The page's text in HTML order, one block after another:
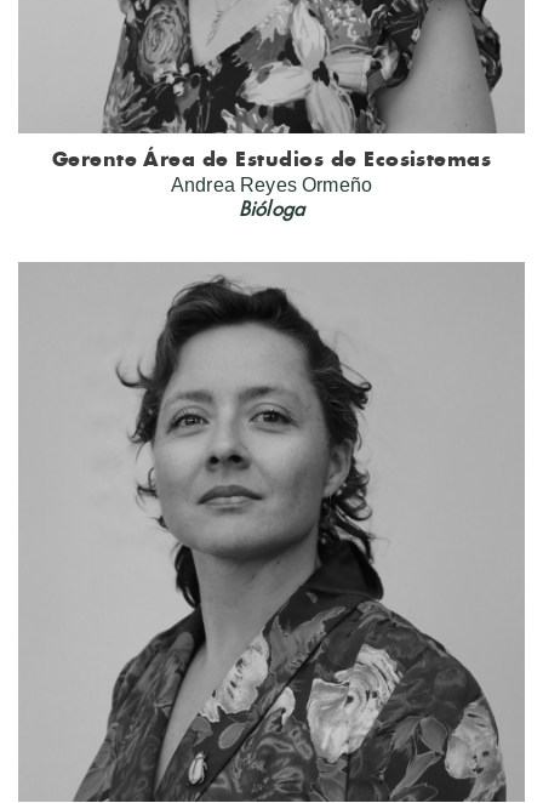
Gerente Área de Estudios de Ecosistemas
Andrea Reyes Ormeño
Bióloga